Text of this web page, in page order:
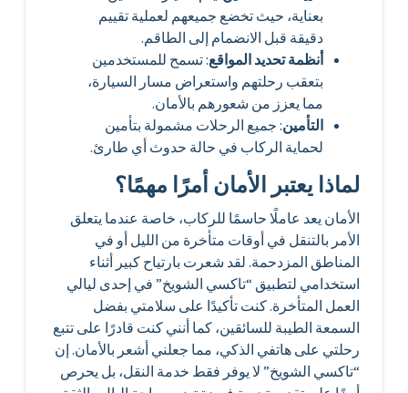
بعناية، حيث تخضع جميعهم لعملية تقييم
دقيقة قبل الانضمام إلى الطاقم.
أنظمة تحديد المواقع: تسمح للمستخدمين
بتعقب رحلتهم واستعراض مسار السيارة،
مما يعزز من شعورهم بالأمان.
التأمين: جميع الرحلات مشمولة بتأمين
لحماية الركاب في حالة حدوث أي طارئ.
لماذا يعتبر الأمان أمرًا مهمًا؟
الأمان يعد عاملًا حاسمًا للركاب، خاصة عندما يتعلق
الأمر بالتنقل في أوقات متأخرة من الليل أو في
المناطق المزدحمة. لقد شعرت بارتياح كبير أثناء
استخدامي لتطبيق “تاكسي الشويخ” في إحدى ليالي
العمل المتأخرة. كنت تأكيدًا على سلامتي بفضل
السمعة الطيبة للسائقين، كما أنني كنت قادرًا على تتبع
رحلتي على هاتفي الذكي، مما جعلني أشعر بالأمان. إن
“تاكسي الشويخ” لا يوفر فقط خدمة النقل، بل يحرص